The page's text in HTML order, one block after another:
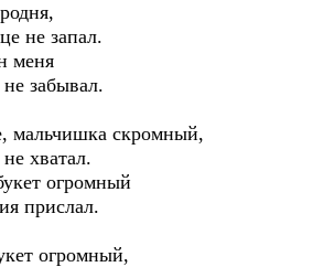
не запал.
меня
забывал.
мальчишка скромный,
хватал.
огромный
прислал.
огромный,